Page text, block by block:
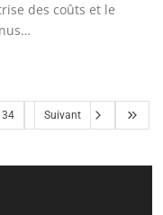
des coûts et le
34 Suivant